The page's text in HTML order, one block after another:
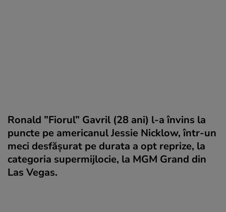
Ronald ”Fiorul” Gavril (28 ani) l-a învins la
puncte pe americanul Jessie Nicklow, într-un
meci desfășurat pe durata a opt reprize, la
categoria supermijlocie, la MGM Grand din
Las Vegas.